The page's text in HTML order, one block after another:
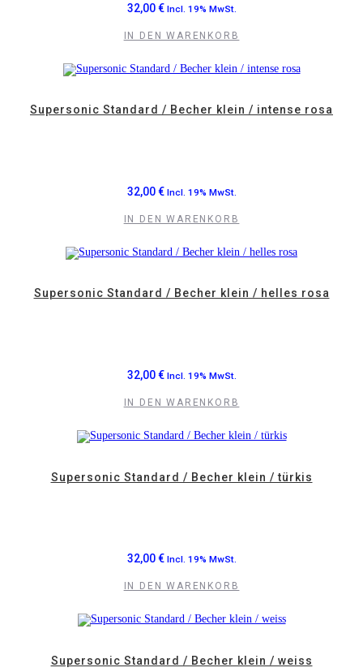
32,00€ Incl. 19% MwSt.
IN DEN WARENKORB
Supersonic Standard / Becher klein / intense rosa
32,00€ Incl. 19% MwSt.
IN DEN WARENKORB
Supersonic Standard / Becher klein / helles rosa
32,00€ Incl. 19% MwSt.
IN DEN WARENKORB
Supersonic Standard / Becher klein / türkis
32,00€ Incl. 19% MwSt.
IN DEN WARENKORB
Supersonic Standard / Becher klein / weiss